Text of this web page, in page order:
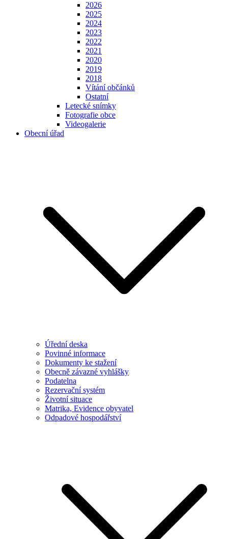
2026
2025
2024
2023
2022
2021
2020
2019
2018
Vítání občánků
Ostatní
Letecké snímky
Fotografie obce
Videogalerie
Obecní úřad
Úřední deska
Povinné informace
Dokumenty ke stažení
Obecně závazné vyhlášky
Podatelna
Rezervační systém
Životní situace
Matrika, Evidence obyvatel
Odpadové hospodářství